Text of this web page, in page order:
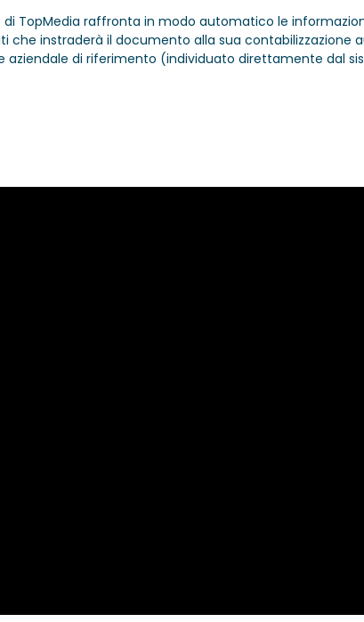
TopMedia raffronta in modo automatico le
instraderà il documento alla sua contabilizzazione
di riferimento (individuato direttamente dal